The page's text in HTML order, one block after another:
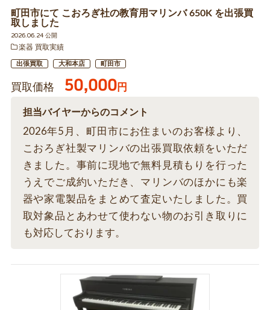
町田市にて こおろぎ社の教育用マリンバ 650K を出張買
取しました
2026.06.24 公開
楽器 買取実績
出張買取 大和本店 町田市
買取価格 50,000円
担当バイヤーからのコメント
2026年5月、町田市にお住まいのお客様より、
こおろぎ社製マリンバの出張買取依頼をいただ
きました。事前に現地で無料見積もりを行った
うえでご成約いただき、マリンバのほかにも楽
器や家電製品をまとめて査定いたしました。買
取対象品とあわせて使わない物のお引き取りに
も対応しております。